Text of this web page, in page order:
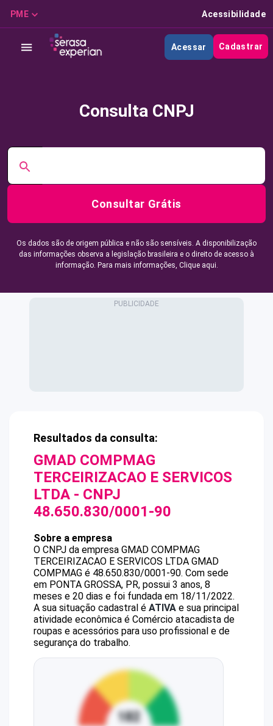
PME Acessibilidade
Acessar Cadastrar
Consulta CNPJ
Consultar Grátis
Os dados são de origem pública e não são sensíveis. A disponibilização
das informações observa a legislação brasileira e o direito de acesso à
informação. Para mais informações, Clique aqui.
Resultados da consulta:
GMAD COMPMAG
TERCEIRIZACAO E SERVICOS
LTDA - CNPJ
48.650.830/0001-90
Sobre a empresa
O CNPJ da empresa GMAD COMPMAG
TERCEIRIZACAO E SERVICOS LTDA GMAD
COMPMAG é 48.650.830/0001-90. Com sede
em PONTA GROSSA, PR, possui 3 anos, 8
meses e 20 dias e foi fundada em 18/11/2022.
A sua situação cadastral é ATIVA e sua principal
atividade econômica é Comércio atacadista de
roupas e acessórios para uso profissional e de
segurança do trabalho.